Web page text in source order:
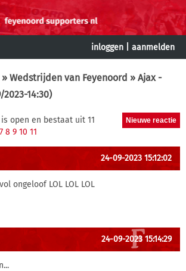
inloggen aanmelden
» Wedstrijden van Feyenoord » Ajax -
14:30)
open en bestaat uit 11
7 8 9 10 11
24-09-2023 15:12:02
ongeloof LOL LOL LOL
24-09-2023 15:14:29